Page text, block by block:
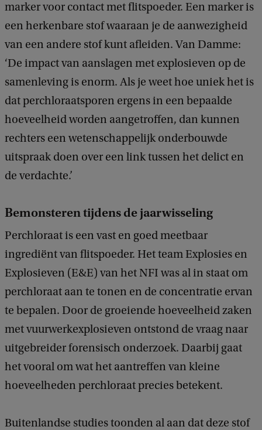
marker voor contact met flitspoeder. Een marker is
een herkenbare stof waaraan je de aanwezigheid
van een andere stof kunt afleiden. Van Damme:
‘De impact van aanslagen met explosieven op de
samenleving is enorm. Als je weet hoe uniek het is
dat perchloraatsporen ergens in een bepaalde
hoeveelheid worden aangetroffen, dan kunnen
rechters een wetenschappelijk onderbouwde
uitspraak doen over een link tussen het delict en
de verdachte.’
Bemonsteren tijdens de jaarwisseling
Perchloraat is een vast en goed meetbaar
ingrediënt van flitspoeder. Het team Explosies en
Explosieven (E&E) van het NFI was al in staat om
perchloraat aan te tonen en de concentratie ervan
te bepalen. Door de groeiende hoeveelheid zaken
met vuurwerkexplosieven ontstond de vraag naar
uitgebreider forensisch onderzoek. Daarbij gaat
het vooral om wat het aantreffen van kleine
hoeveelheden perchloraat precies betekent.
Buitenlandse studies toonden al aan dat deze stof